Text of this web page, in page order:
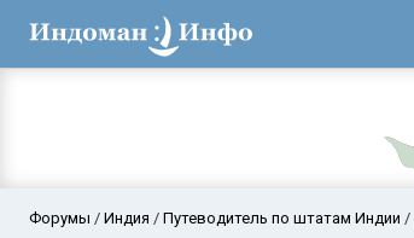
Форумы Индия Путеводитель по штатам Индии